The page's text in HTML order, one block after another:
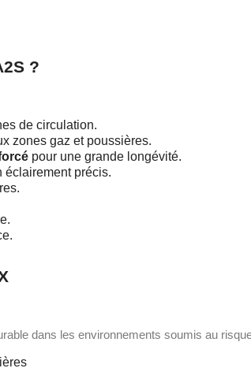
?
de circulation.
zones gaz et poussières.
pour une grande longévité.
éclairement précis.
dans les environnements soumis au